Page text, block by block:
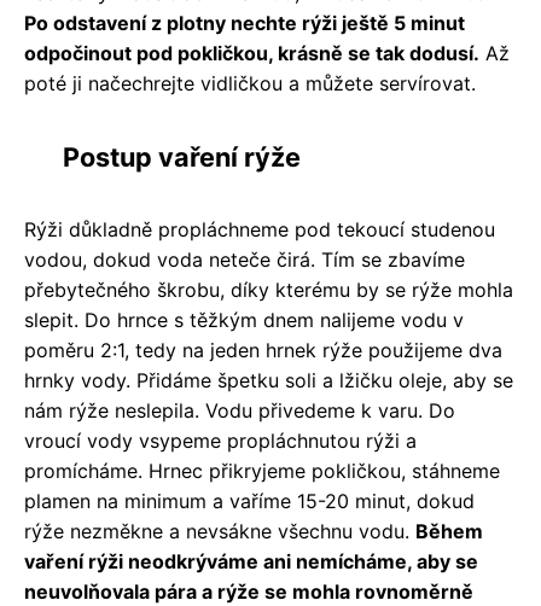
Po odstavení z plotny nechte rýži ještě 5 minut
odpočinout pod pokličkou, krásně se tak dodusí. Až
poté ji načechrejte vidličkou a můžete servírovat.
Postup vaření rýže
Rýži důkladně propláchneme pod tekoucí studenou
vodou, dokud voda neteče čirá. Tím se zbavíme
přebytečného škrobu, díky kterému by se rýže mohla
slepit. Do hrnce s těžkým dnem nalijeme vodu v
poměru 2:1, tedy na jeden hrnek rýže použijeme dva
hrnky vody. Přidáme špetku soli a lžičku oleje, aby se
nám rýže neslepila. Vodu přivedeme k varu. Do
vroucí vody vsypeme propláchnutou rýži a
promícháme. Hrnec přikryjeme pokličkou, stáhneme
plamen na minimum a vaříme 15-20 minut, dokud
rýže nezměkne a nevsákne všechnu vodu. Během
vaření rýži neodkrýváme ani nemícháme, aby se
neuvolňovala pára a rýže se mohla rovnoměrně